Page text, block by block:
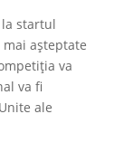
startul
așteptate
va
va fi
ale